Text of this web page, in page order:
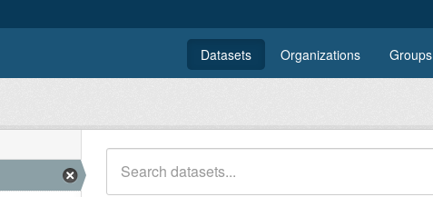
Datasets Organizations Groups